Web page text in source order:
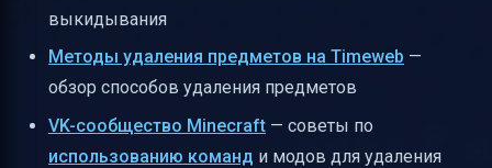
выкидывания
Методы удаления предметов на Timeweb —
обзор способов удаления предметов
VK-сообщество Minecraft — советы по
использованию команд и модов для удаления